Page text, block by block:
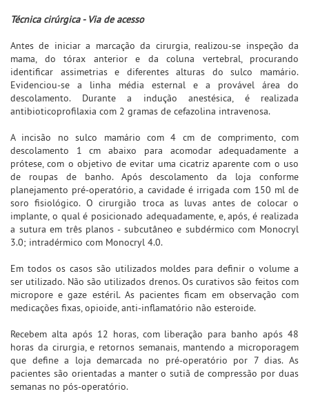
Técnica cirúrgica - Via de acesso
Antes de iniciar a marcação da cirurgia, realizou-se inspeção da
mama, do tórax anterior e da coluna vertebral, procurando
identificar assimetrias e diferentes alturas do sulco mamário.
Evidenciou-se a linha média esternal e a provável área do
descolamento. Durante a indução anestésica, é realizada
antibioticoprofilaxia com 2 gramas de cefazolina intravenosa.
A incisão no sulco mamário com 4 cm de comprimento, com
descolamento 1 cm abaixo para acomodar adequadamente a
prótese, com o objetivo de evitar uma cicatriz aparente com o uso
de roupas de banho. Após descolamento da loja conforme
planejamento pré-operatório, a cavidade é irrigada com 150 ml de
soro fisiológico. O cirurgião troca as luvas antes de colocar o
implante, o qual é posicionado adequadamente, e, após, é realizada
a sutura em três planos - subcutâneo e subdérmico com Monocryl
3.0; intradérmico com Monocryl 4.0.
Em todos os casos são utilizados moldes para definir o volume a
ser utilizado. Não são utilizados drenos. Os curativos são feitos com
micropore e gaze estéril. As pacientes ficam em observação com
medicações fixas, opioide, anti-inflamatório não esteroide.
Recebem alta após 12 horas, com liberação para banho após 48
horas da cirurgia, e retornos semanais, mantendo a microporagem
que define a loja demarcada no pré-operatório por 7 dias. As
pacientes são orientadas a manter o sutiã de compressão por duas
semanas no pós-operatório.